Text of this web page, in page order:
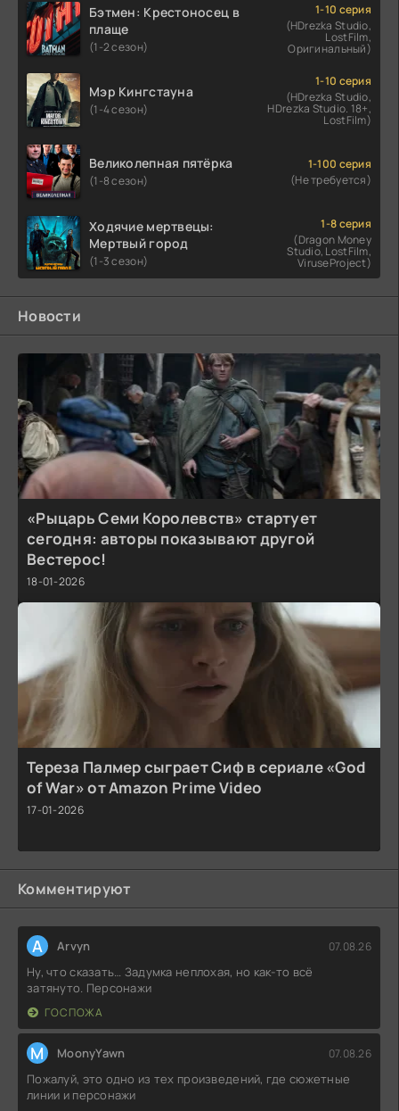
Бэтмен: Крестоносец в
плаще
(1-2 сезон)
1-10 серия
(HDrezka Studio,
LostFilm,
Оригинальный)
Мэр Кингстауна
(1-4 сезон)
1-10 серия
(HDrezka Studio,
HDrezka Studio. 18+,
LostFilm)
Великолепная пятёрка
(1-8 сезон)
1-100 серия
(Не требуется)
Ходячие мертвецы:
Мертвый город
(1-3 сезон)
1-8 серия
(Dragon Money
Studio, LostFilm,
ViruseProject)
Новости
«Рыцарь Семи Королевств» стартует
сегодня: авторы показывают другой
Вестерос!
18-01-2026
Тереза Палмер сыграет Сиф в сериале «God
of War» от Amazon Prime Video
17-01-2026
Комментируют
A Arvyn 07.08.26
Ну, что сказать… Задумка неплохая, но как-то всё
затянуто. Персонажи
ГОСПОЖА
M MoonyYawn 07.08.26
Пожалуй, это одно из тех произведений, где сюжетные
линии и персонажи